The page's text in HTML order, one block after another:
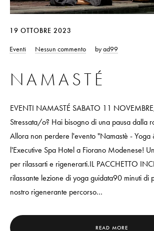
19 OTTOBRE 2023
Eventi Nessun commento byad99
NAMASTÉ
EVENTI NAMASTÉ SABATO 11
Stressata/o? Hai bisogno di una pausa dalla
Allora non perdere l'evento "Namastè - Yoga
l'Executive Spa Hotel a Fiorano Modenese!
per rilassarti e rigenerarti.IL PACCHETTO
rilassante lezione di yoga guidata90 minuti di
nostro rigenerante percorso…
READ MORE